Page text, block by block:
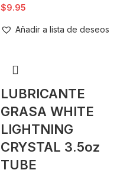
$9.95
Añadir a lista de deseos
LUBRICANTE
GRASA WHITE
LIGHTNING
CRYSTAL 3.5oz
TUBE